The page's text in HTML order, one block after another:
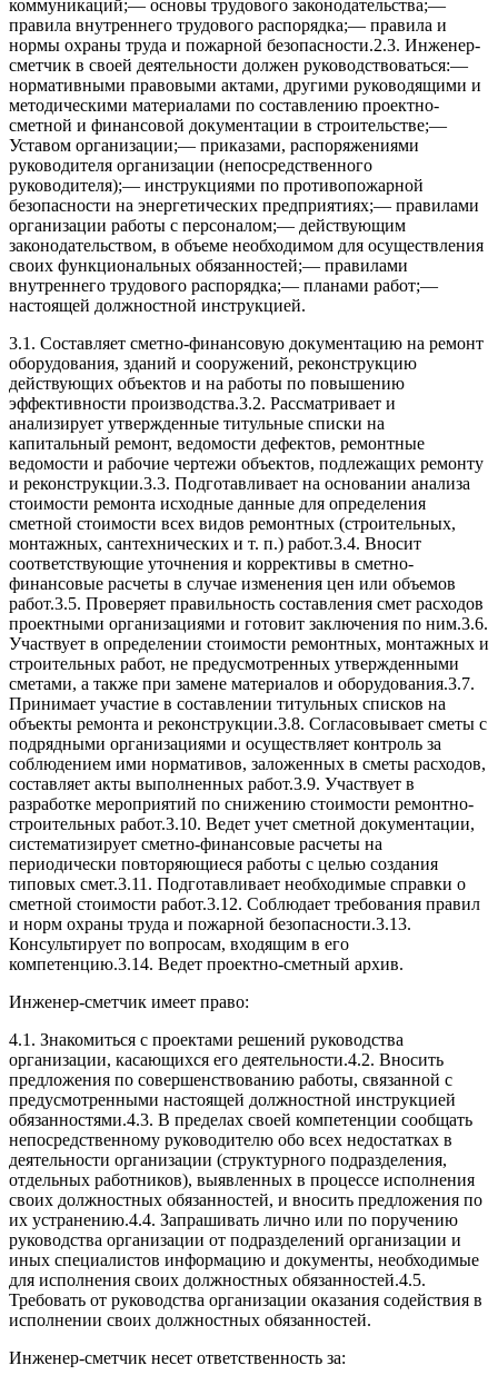
коммуникаций;— основы трудового законодательства;—
правила внутреннего трудового распорядка;— правила и
нормы охраны труда и пожарной безопасности.2.3. Инженер-
сметчик в своей деятельности должен руководствоваться:—
нормативными правовыми актами, другими руководящими и
методическими материалами по составлению проектно-
сметной и финансовой документации в строительстве;—
Уставом организации;— приказами, распоряжениями
руководителя организации (непосредственного
руководителя);— инструкциями по противопожарной
безопасности на энергетических предприятиях;— правилами
организации работы с персоналом;— действующим
законодательством, в объеме необходимом для осуществления
своих функциональных обязанностей;— правилами
внутреннего трудового распорядка;— планами работ;—
настоящей должностной инструкцией.
3.1. Составляет сметно-финансовую документацию на ремонт
оборудования, зданий и сооружений, реконструкцию
действующих объектов и на работы по повышению
эффективности производства.3.2. Рассматривает и
анализирует утвержденные титульные списки на
капитальный ремонт, ведомости дефектов, ремонтные
ведомости и рабочие чертежи объектов, подлежащих ремонту
и реконструкции.3.3. Подготавливает на основании анализа
стоимости ремонта исходные данные для определения
сметной стоимости всех видов ремонтных (строительных,
монтажных, сантехнических и т. п.) работ.3.4. Вносит
соответствующие уточнения и коррективы в сметно-
финансовые расчеты в случае изменения цен или объемов
работ.3.5. Проверяет правильность составления смет расходов
проектными организациями и готовит заключения по ним.3.6.
Участвует в определении стоимости ремонтных, монтажных и
строительных работ, не предусмотренных утвержденными
сметами, а также при замене материалов и оборудования.3.7.
Принимает участие в составлении титульных списков на
объекты ремонта и реконструкции.3.8. Согласовывает сметы с
подрядными организациями и осуществляет контроль за
соблюдением ими нормативов, заложенных в сметы расходов,
составляет акты выполненных работ.3.9. Участвует в
разработке мероприятий по снижению стоимости ремонтно-
строительных работ.3.10. Ведет учет сметной документации,
систематизирует сметно-финансовые расчеты на
периодически повторяющиеся работы с целью создания
типовых смет.3.11. Подготавливает необходимые справки о
сметной стоимости работ.3.12. Соблюдает требования правил
и норм охраны труда и пожарной безопасности.3.13.
Консультирует по вопросам, входящим в его
компетенцию.3.14. Ведет проектно-сметный архив.
Инженер-сметчик имеет право:
4.1. Знакомиться с проектами решений руководства
организации, касающихся его деятельности.4.2. Вносить
предложения по совершенствованию работы, связанной с
предусмотренными настоящей должностной инструкцией
обязанностями.4.3. В пределах своей компетенции сообщать
непосредственному руководителю обо всех недостатках в
деятельности организации (структурного подразделения,
отдельных работников), выявленных в процессе исполнения
своих должностных обязанностей, и вносить предложения по
их устранению.4.4. Запрашивать лично или по поручению
руководства организации от подразделений организации и
иных специалистов информацию и документы, необходимые
для исполнения своих должностных обязанностей.4.5.
Требовать от руководства организации оказания содействия в
исполнении своих должностных обязанностей.
Инженер-сметчик несет ответственность за: